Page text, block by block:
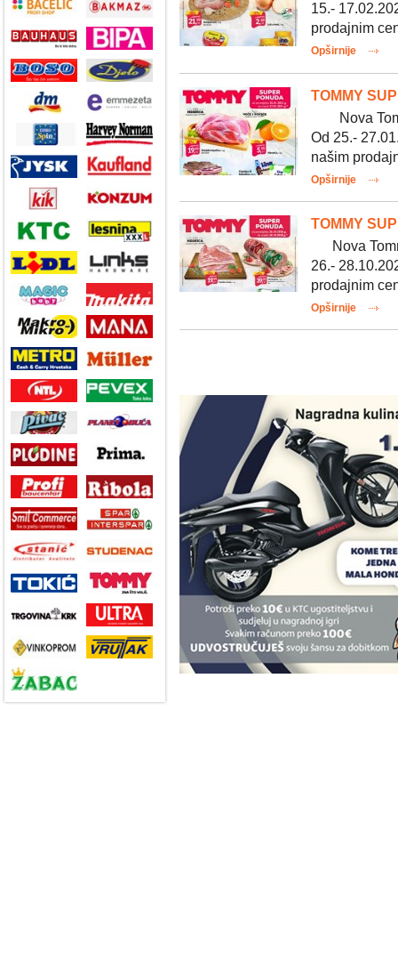
15.-
prodajnim
Opširnije
TOMMY
Nova
Od 25.-
našim
Opširnije
TOMMY
Nova
26.-
prodajnim
Opširnije